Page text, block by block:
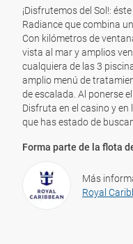
¡Disfrutemos del Sol!:
Radiance que combina
Con kilómetros de
vista al mar y amplios
cualquiera de las 3
amplio menú de
de escalada. Al ponerse
Disfruta en el casino y
que has estado de
Forma parte de la flota
Más
Royal